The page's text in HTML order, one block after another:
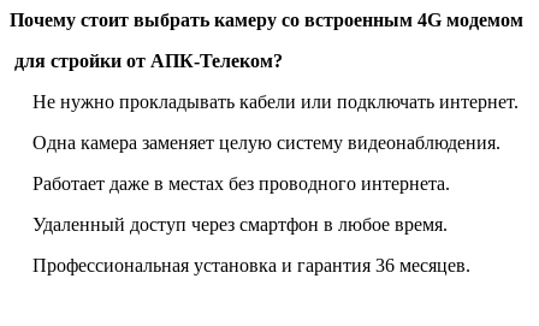
Почему стоит выбрать камеру со встроенным 4G модемом
для стройки от АПК-Телеком?
Не нужно прокладывать кабели или подключать интернет.
Одна камера заменяет целую систему видеонаблюдения.
Работает даже в местах без проводного интернета.
Удаленный доступ через смартфон в любое время.
Профессиональная установка и гарантия 36 месяцев.